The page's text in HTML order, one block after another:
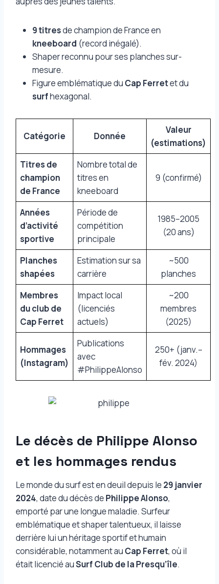
9 titresde champion de France en
kneeboard (record inégalé).
Shaper reconnu pour ses planches sur-
mesure.
Figure emblématique du Cap Ferretet du
surfhexagonal.
Catégorie Donnée
Valeur
(estimations)
Titres de
champion
de France
Nombre total de
titres en
kneeboard
9 (confirmé)
Années
d’activité
sportive
Période de
compétition
principale
1985–2005
(20 ans)
Planches
shapées
Estimation sur sa
carrière
~500
planches
Membres
du club de
Cap Ferret
Impact local
(licenciés
actuels)
~200
membres
(2025)
Hommages
(Instagram)
Publications
avec
#PhilippeAlonso
250+ (janv.–
fév. 2024)
Le décès de Philippe Alonso
et les hommages rendus
Le monde du surf est en deuil depuis le 29 janvier
2024, date du décès de Philippe Alonso,
emporté par une longue maladie. Surfeur
emblématique et shaper talentueux, il laisse
derrière lui un héritage sportif et humain
considérable, notamment au Cap Ferret, où il
était licencié auSurf Club de la Presqu’île.